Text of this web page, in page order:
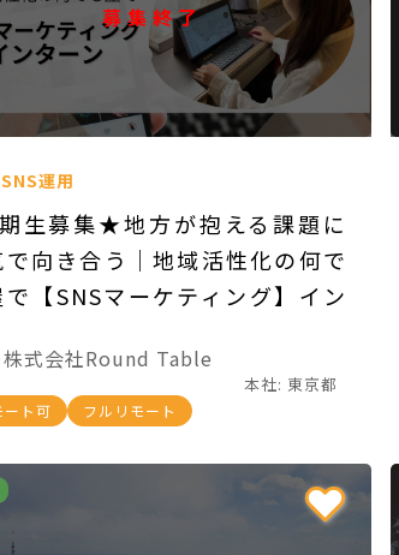
募集終了
SNS運用
生募集★地方が抱える課題に
向き合う｜地域活性化の何で
で【SNSマーケティング】イン
！
株式会社Round Table
本社: 東京都
ート可 フルリモート